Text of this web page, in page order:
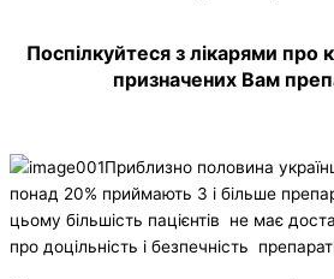
Поспілкуйтеся з лікарями про
призначених Вам
Приблизно половина
понад 20% приймають 3 і більше
цьому більшість пацієнтів не має
про доцільність і безпечність